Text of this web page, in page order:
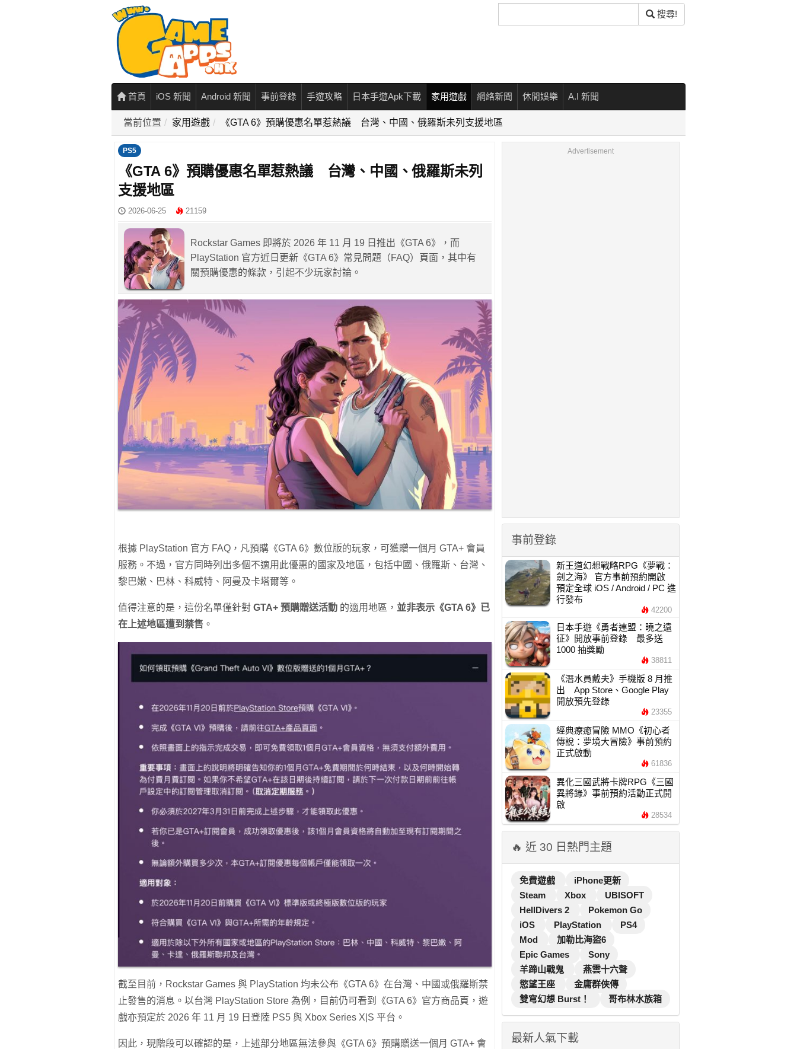
尋
搜尋!
首頁 iOS 新聞 Android 新聞 事前登錄 手遊攻略 日本手遊Apk下載 家用遊戲 網絡新聞 休閒娛樂 A.I 新聞
當前位置 家用遊戲 《GTA 6》預購優惠名單惹熱議 台灣、中國、俄羅斯未列支援地區
PS5
《GTA 6》預購優惠名單惹熱議 台灣、中國、俄羅斯未列
支援地區
2026-06-25 21159
Rockstar Games 即將於 2026 年 11 月 19 日推出《GTA 6》，而
PlayStation 官方近日更新《GTA 6》常見問題（FAQ）頁面，其中有
關預購優惠的條款，引起不少玩家討論。
根據 PlayStation 官方 FAQ，凡預購《GTA 6》數位版的玩家，可獲贈一個月 GTA+ 會員
服務。不過，官方同時列出多個不適用此優惠的國家及地區，包括中國、俄羅斯、台灣、
黎巴嫩、巴林、科威特、阿曼及卡塔爾等。
值得注意的是，這份名單僅針對 GTA+ 預購贈送活動 的適用地區， 並非表示《GTA 6》已
在上述地區遭到禁售 。
截至目前，Rockstar Games 與 PlayStation 均未公布《GTA 6》在台灣、中國或俄羅斯禁
止發售的消息。以台灣 PlayStation Store 為例，目前仍可看到《GTA 6》官方商品頁，遊
戲亦預定於 2026 年 11 月 19 日登陸 PS5 與 Xbox Series X|S 平台。
因此，現階段可以確認的是，上述部分地區無法參與《GTA 6》預購贈送一個月 GTA+ 會
Advertisement
事前登錄
新王道幻想戰略RPG《夢戰：
劍之海》 官方事前預約開啟
預定全球 iOS / Android / PC 進
行發布
42200
日本手遊《勇者連盟：曉之遠
征》開放事前登錄 最多送
1000 抽獎勵
38811
《潛水員戴夫》手機版 8 月推
出 App Store、Google Play
開放預先登錄
23355
經典療癒冒險 MMO《初心者
傳說：夢境大冒險》事前預約
正式啟動
61836
異化三國武將卡牌RPG《三國
異將錄》事前預約活動正式開
啟
28534
🔥 近 30 日熱門主題
免費遊戲
iPhone更新
Steam
Xbox
UBISOFT
HellDivers 2
Pokemon Go
iOS
PlayStation
PS4
Mod
加勒比海盜6
Epic Games
Sony
羊蹄山戰鬼
燕雲十六聲
慾望王座
金庸群俠傳
雙穹幻想 Burst！
哥布林水族箱
最新人氣下載